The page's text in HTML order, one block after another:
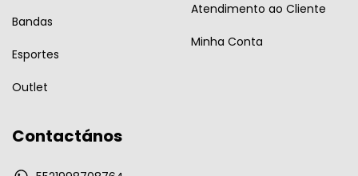
Bandas
Esportes
Outlet
Atendimento ao Cliente
Minha Conta
Contactános